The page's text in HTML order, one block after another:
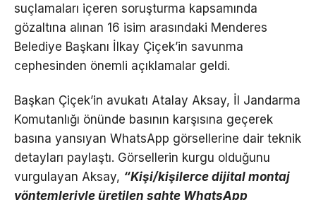
suçlamaları içeren soruşturma kapsamında
gözaltına alınan 16 isim arasındaki Menderes
Belediye Başkanı İlkay Çiçek’in savunma
cephesinden önemli açıklamalar geldi.
Başkan Çiçek’in avukatı Atalay Aksay, İl Jandarma
Komutanlığı önünde basının karşısına geçerek
basına yansıyan WhatsApp görsellerine dair teknik
detayları paylaştı. Görsellerin kurgu olduğunu
vurgulayan Aksay, “Kişi/kişilerce dijital montaj
yöntemleriyle üretilen sahte WhatsApp